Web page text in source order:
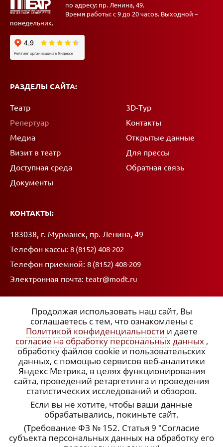
по адресу: пр. Ленина, 49.
Время работы: с 9 до 20 часов. Выходной –
понедельник.
РАЗДЕЛЫ САЙТА:
Театр
Репертуар
Медиа
Визит в театр
Доступная среда
Документы
3D-Тур
Контакты
Открытые данные
Для прессы
Обратная связь
КОНТАКТЫ:
Адрес:
183038, г. Мурманск, пр. Ленина, 49
Телефон кассы: 8 (8152) 408-202
Телефон приемной: 8 (8152) 408-209
Электронная почта: teatr@modt.ru
ССЫЛКИ:
Политика конфиденциальности
Согласие на обработку персональных данных
Продолжая использовать наш сайт, Вы
соглашаетесь с тем, что ознакомлены с
Политикой конфиденциальности и даете
согласие на обработку персональных данных ,
обработку файлов cookie и пользовательских
данных, с помощью сервисов веб-аналитики
Яндекс Метрика, в целях функционирования
сайта, проведений ретаргетинга и проведения
статистических исследований и обзоров.
Если вы не хотите, чтобы ваши данные
обрабатывались, покиньте сайт.
(Требование ФЗ № 152. Статья 9 "Согласие
субъекта персональных данных на обработку его